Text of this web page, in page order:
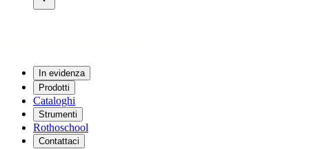
In evidenza
Prodotti
Cataloghi
Strumenti
Rothoschool
Contattaci